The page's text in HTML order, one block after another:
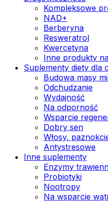
Kompleksowe
NAD+
Berberyna
Resweratrol
Kwercetyna
Inne produkty
Suplementy diety dla
Budowa masy
Odchudzanie
Wydajność
Na odporność
Wsparcie
Dobry sen
Włosy,
Antystresowe
Inne suplementy
Enzymy
Probiotyki
Nootropy
Na wsparcie